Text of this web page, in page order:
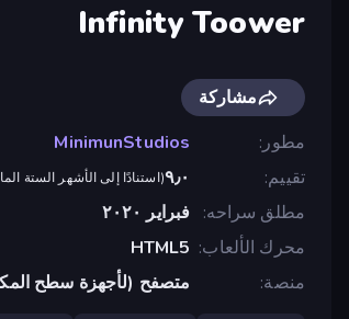
Infinity Toower
مشاركة
مطور
MinimunStudios
تقييم
٩٫٠(استنادًا إلى الأشهر الستة
مطلق سراحه
فبراير ٢٠٢٠
محرك الألعاب HTML5
منصة
متصفح (لأجهزة سطح